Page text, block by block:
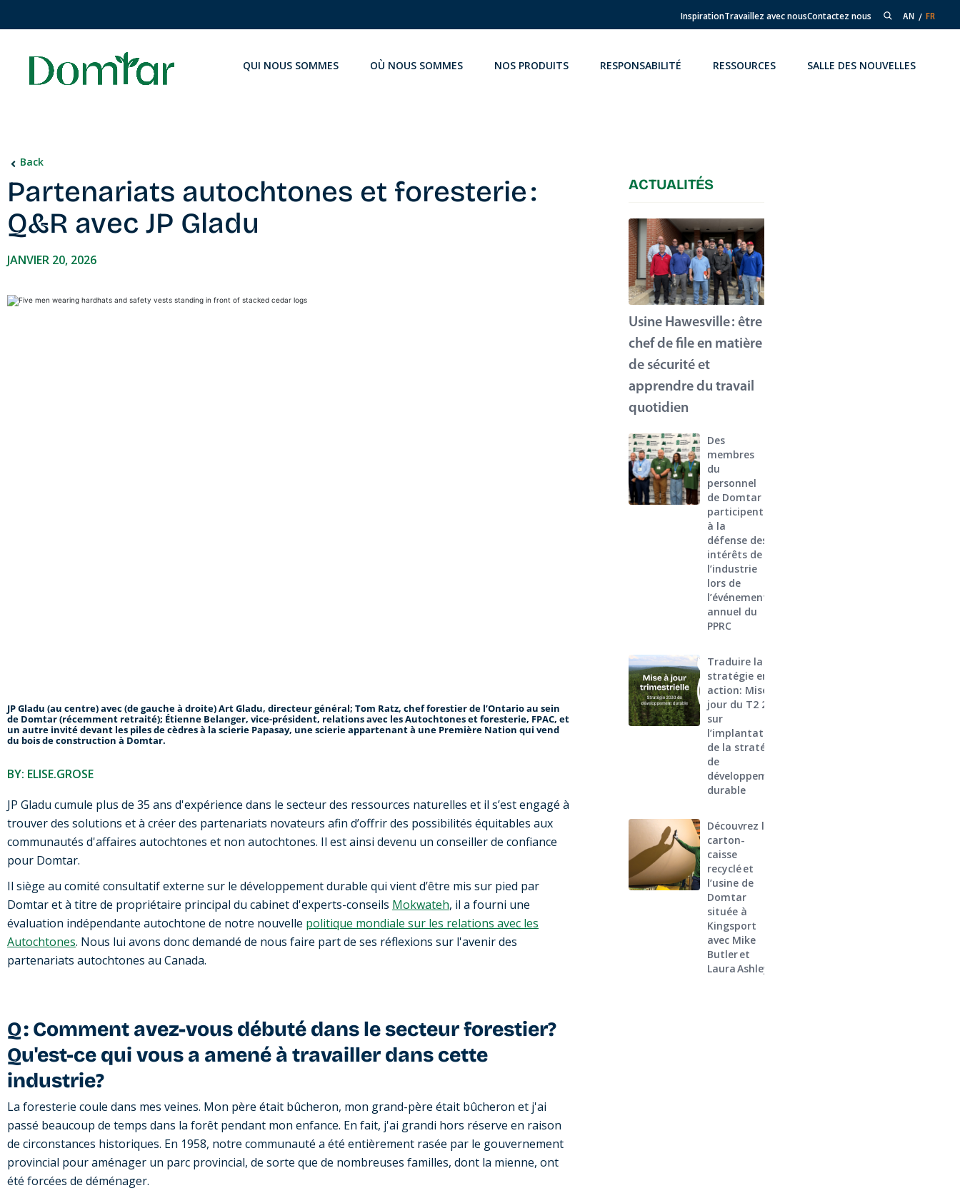
InspirationTravaillez avec nousContactez nous AN FR
QUI NOUS SOMMES OÙ NOUS SOMMES NOS PRODUITS RESPONSABILITÉ RESSOURCES SALLE DES NOUVELLES
Back
Partenariats autochtones et foresterie :
Q&R avec JP Gladu
JANVIER 20, 2026
JP Gladu (au centre) avec (de gauche à droite) Art Gladu, directeur général; Tom Ratz, chef forestier de l’Ontario au sein
de Domtar (récemment retraité); Étienne Belanger, vice-président, relations avec les Autochtones et foresterie, FPAC, et
un autre invité devant les piles de cèdres à la scierie Papasay, une scierie appartenant à une Première Nation qui vend
du bois de construction à Domtar.
BY: ELISE.GROSE
JP Gladu cumule plus de 35 ans d'expérience dans le secteur des ressources naturelles et il s’est engagé à
trouver des solutions et à créer des partenariats novateurs afin d’offrir des possibilités équitables aux
communautés d'affaires autochtones et non autochtones. Il est ainsi devenu un conseiller de confiance
pour Domtar.
Il siège au comité consultatif externe sur le développement durable qui vient d’être mis sur pied par
Domtar et à titre de propriétaire principal du cabinet d'experts-conseils Mokwateh, il a fourni une
évaluation indépendante autochtone de notre nouvelle politique mondiale sur les relations avec les
Autochtones. Nous lui avons donc demandé de nous faire part de ses réflexions sur l'avenir des
partenariats autochtones au Canada.
Q : Comment avez-vous débuté dans le secteur forestier?
Qu'est-ce qui vous a amené à travailler dans cette
industrie?
La foresterie coule dans mes veines. Mon père était bûcheron, mon grand-père était bûcheron et j'ai
passé beaucoup de temps dans la forêt pendant mon enfance. En fait, j'ai grandi hors réserve en raison
de circonstances historiques. En 1958, notre communauté a été entièrement rasée par le gouvernement
provincial pour aménager un parc provincial, de sorte que de nombreuses familles, dont la mienne, ont
été forcées de déménager.
ACTUALITÉS
Usine Hawesville : être
chef de file en matière
de sécurité et
apprendre du travail
quotidien
Des
membres
du
personnel
de Domtar
participent
à la
défense des
intérêts de
l’industrie
lors de
l’événement
annuel du
PPRC
Traduire la
stratégie en
action: Mise à
jour du T2 2026
sur
l’implantation
de la stratégie
de
développement
durable
Découvrez le
carton-
caisse
recyclé et
l’usine de
Domtar
située à
Kingsport
avec Mike
Butler et
Laura Ashley